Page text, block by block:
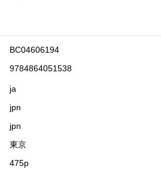
BC04606194
9784864051538
ja
jpn
jpn
東京
475p